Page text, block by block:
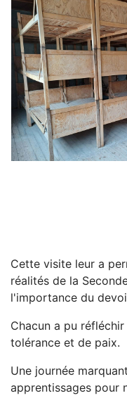
Cette visite leur a
réalités de la
l'importance du
Chacun a pu
tolérance et de paix.
Une journée
apprentissages pour